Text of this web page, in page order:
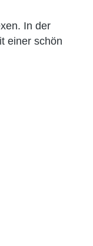
In der
einer schön